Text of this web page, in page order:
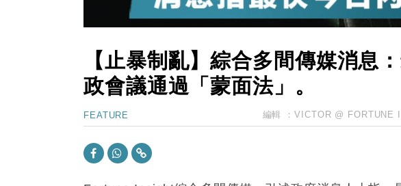
【止暴制亂】綜合多間傳媒消息
政會議通過「蒙面法」。
FEATURE 編輯 ：VICTOR @ FORTUNE